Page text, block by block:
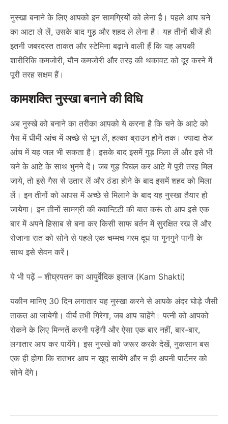
नुस्खा बनाने के लिए आपको इन सामग्रियों को लेना है। पहले आप चने
का आटा ले लें, उसके बाद गुड़ और शहद ले लेना है। यह तीनों चीजें ही
इतनी जबरदस्त ताकत और स्टेमिना बढ़ाने वाली हैं कि यह आपकी
शारीरिकि कमजोरी, यौन कमजोरी और तरह की थकावट को दूर करने में
पूरी तरह सक्षम हैं।
कामशक्ति नुस्खा बनाने की विधि
अब नुस्खे को बनाने का तरीका आपको ये करना है कि चने के आटे को
गैस में धीमी आंच में अच्छे से भून लें, हल्का ब्राउन होने तक। ज्यादा तेज
आंच में यह जल भी सकता है। इसके बाद इसमें गुड़ मिला लें और इसे भी
चने के आटे के साथ भुनने दें। जब गुड़ पिघल कर आटे में पूरी तरह मिल
जाये, तो इसे गैस से उतार लें और ठंडा होने के बाद इसमें शहद को मिला
लें। इन तीनों को आपस में अच्छे से मिलाने के बाद यह नुस्खा तैयार हो
जायेगा। इन तीनों सामग्री की क्वान्टिटी की बात करूं तो आप इसे एक
बार में अपने हिसाब से बना कर किसी साफ बर्तन में सुरक्षित रख लें और
रोजाना रात को सोने से पहले एक चम्मच गरम दूध या गुनगुने पानी के
साथ इसे सेवन करें।
ये भी पढ़ें – शीघ्रपतन का आयुर्वेदिक इलाज(Kam Shakti)
यकीन मानिए 30 दिन लगातार यह नुस्खा करने से आपके अंदर घोड़े जैसी
ताकत आ जायेगी। वीर्य तभी गिरेगा, जब आप चाहेंगे। पत्नी को आपको
रोकने के लिए मिन्नतें करनी पड़ेंगी और ऐसा एक बार नहीं, बार-बार,
लगातार आप कर पायेंगे। इस नुस्खे को जरूर करके देखें, नुकसान बस
एक ही होगा कि रातभर आप न खुद सायेंगे और न ही अपनी पार्टनर को
सोने देंगे।